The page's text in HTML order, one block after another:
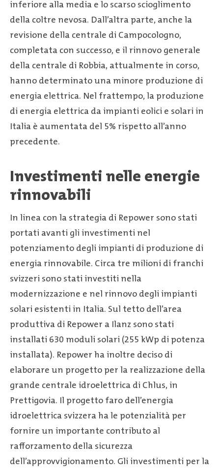
inferiore alla media e lo scarso scioglimento
della coltre nevosa. Dall’altra parte, anche la
revisione della centrale di Campocologno,
completata con successo, e il rinnovo generale
della centrale di Robbia, attualmente in corso,
hanno determinato una minore produzione di
energia elettrica. Nel frattempo, la produzione
di energia elettrica da impianti eolici e solari in
Italia è aumentata del 5% rispetto all’anno
precedente.
Investimenti nelle energie
rinnovabili
In linea con la strategia di Repower sono stati
portati avanti gli investimenti nel
potenziamento degli impianti di produzione di
energia rinnovabile. Circa tre milioni di franchi
svizzeri sono stati investiti nella
modernizzazione e nel rinnovo degli impianti
solari esistenti in Italia. Sul tetto dell’area
produttiva di Repower a Ilanz sono stati
installati 630 moduli solari (255 kWp di potenza
installata). Repower ha inoltre deciso di
elaborare un progetto per la realizzazione della
grande centrale idroelettrica di Chlus, in
Prettigovia. Il progetto faro dell’energia
idroelettrica svizzera ha le potenzialità per
fornire un importante contributo al
rafforzamento della sicurezza
dell’approvvigionamento. Gli investimenti per la